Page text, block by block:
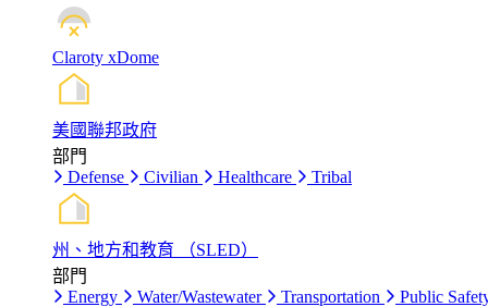
Claroty xDome
美國聯邦政府
部門
Defense
Civilian Healthcare Tribal
州、地方和教育 （SLED）
部門
Energy
Water/Wastewater Transportation Public